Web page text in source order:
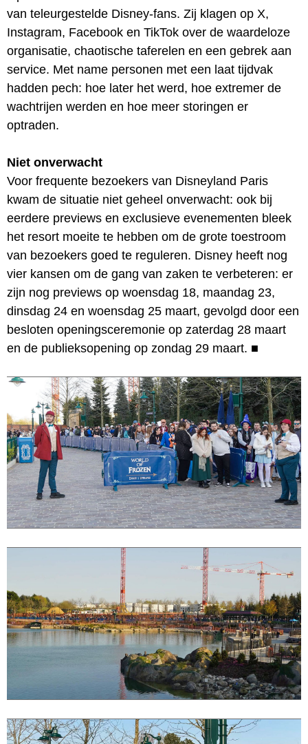
van teleurgestelde Disney-fans. Zij klagen op X,
Instagram, Facebook en TikTok over de waardeloze
organisatie, chaotische taferelen en een gebrek aan
service. Met name personen met een laat tijdvak
hadden pech: hoe later het werd, hoe extremer de
wachtrijen werden en hoe meer storingen er
optraden.
Niet onverwacht
Voor frequente bezoekers van Disneyland Paris
kwam de situatie niet geheel onverwacht: ook bij
eerdere previews en exclusieve evenementen bleek
het resort moeite te hebben om de grote toestroom
van bezoekers goed te reguleren. Disney heeft nog
vier kansen om de gang van zaken te verbeteren: er
zijn nog previews op woensdag 18, maandag 23,
dinsdag 24 en woensdag 25 maart, gevolgd door een
besloten openingsceremonie op zaterdag 28 maart
en de publieksopening op zondag 29 maart. ■